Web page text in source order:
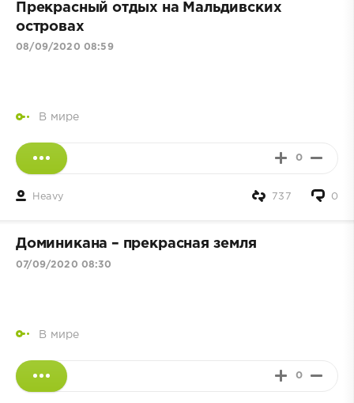
Прекрасный отдых на Мальдивских
островах
08/09/2020 08:59
В мире
0
Heavy 0
737
Доминикана – прекрасная земля
07/09/2020 08:30
В мире
0